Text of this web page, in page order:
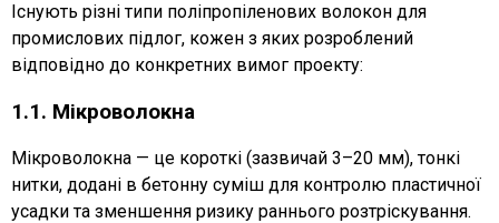
Існують різні типи поліпропіленових волокон для
промислових підлог, кожен з яких розроблений
відповідно до конкретних вимог проекту:
1.1. Мікроволокна
Мікроволокна — це короткі (зазвичай 3–20 мм), тонкі
нитки, додані в бетонну суміш для контролю пластичної
усадки та зменшення ризику раннього розтріскування.